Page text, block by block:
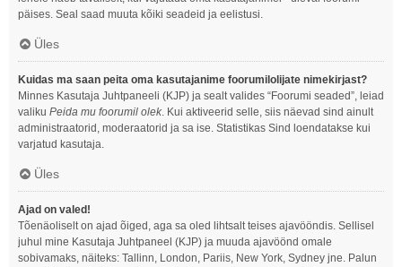
päises. Seal saad muuta kõiki seadeid ja eelistusi.
Üles
Kuidas ma saan peita oma kasutajanime foorumilolijate nimekirjast?
Minnes Kasutaja Juhtpaneeli (KJP) ja sealt valides “Foorumi seaded”, leiad
valiku Peida mu foorumil olek. Kui aktiveerid selle, siis näevad sind ainult
administraatorid, moderaatorid ja sa ise. Statistikas Sind loendatakse kui
varjatud kasutaja.
Üles
Ajad on valed!
Tõenäoliselt on ajad õiged, aga sa oled lihtsalt teises ajavööndis. Sellisel
juhul mine Kasutaja Juhtpaneel (KJP) ja muuda ajavöönd omale
sobivamaks, näiteks: Tallinn, London, Pariis, New York, Sydney jne. Palun